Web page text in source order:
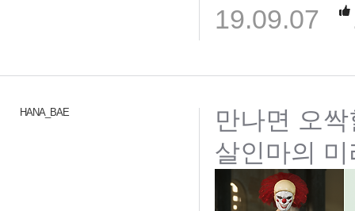
19.09.07
HANA_BAE
만나면 오
살인마의 미